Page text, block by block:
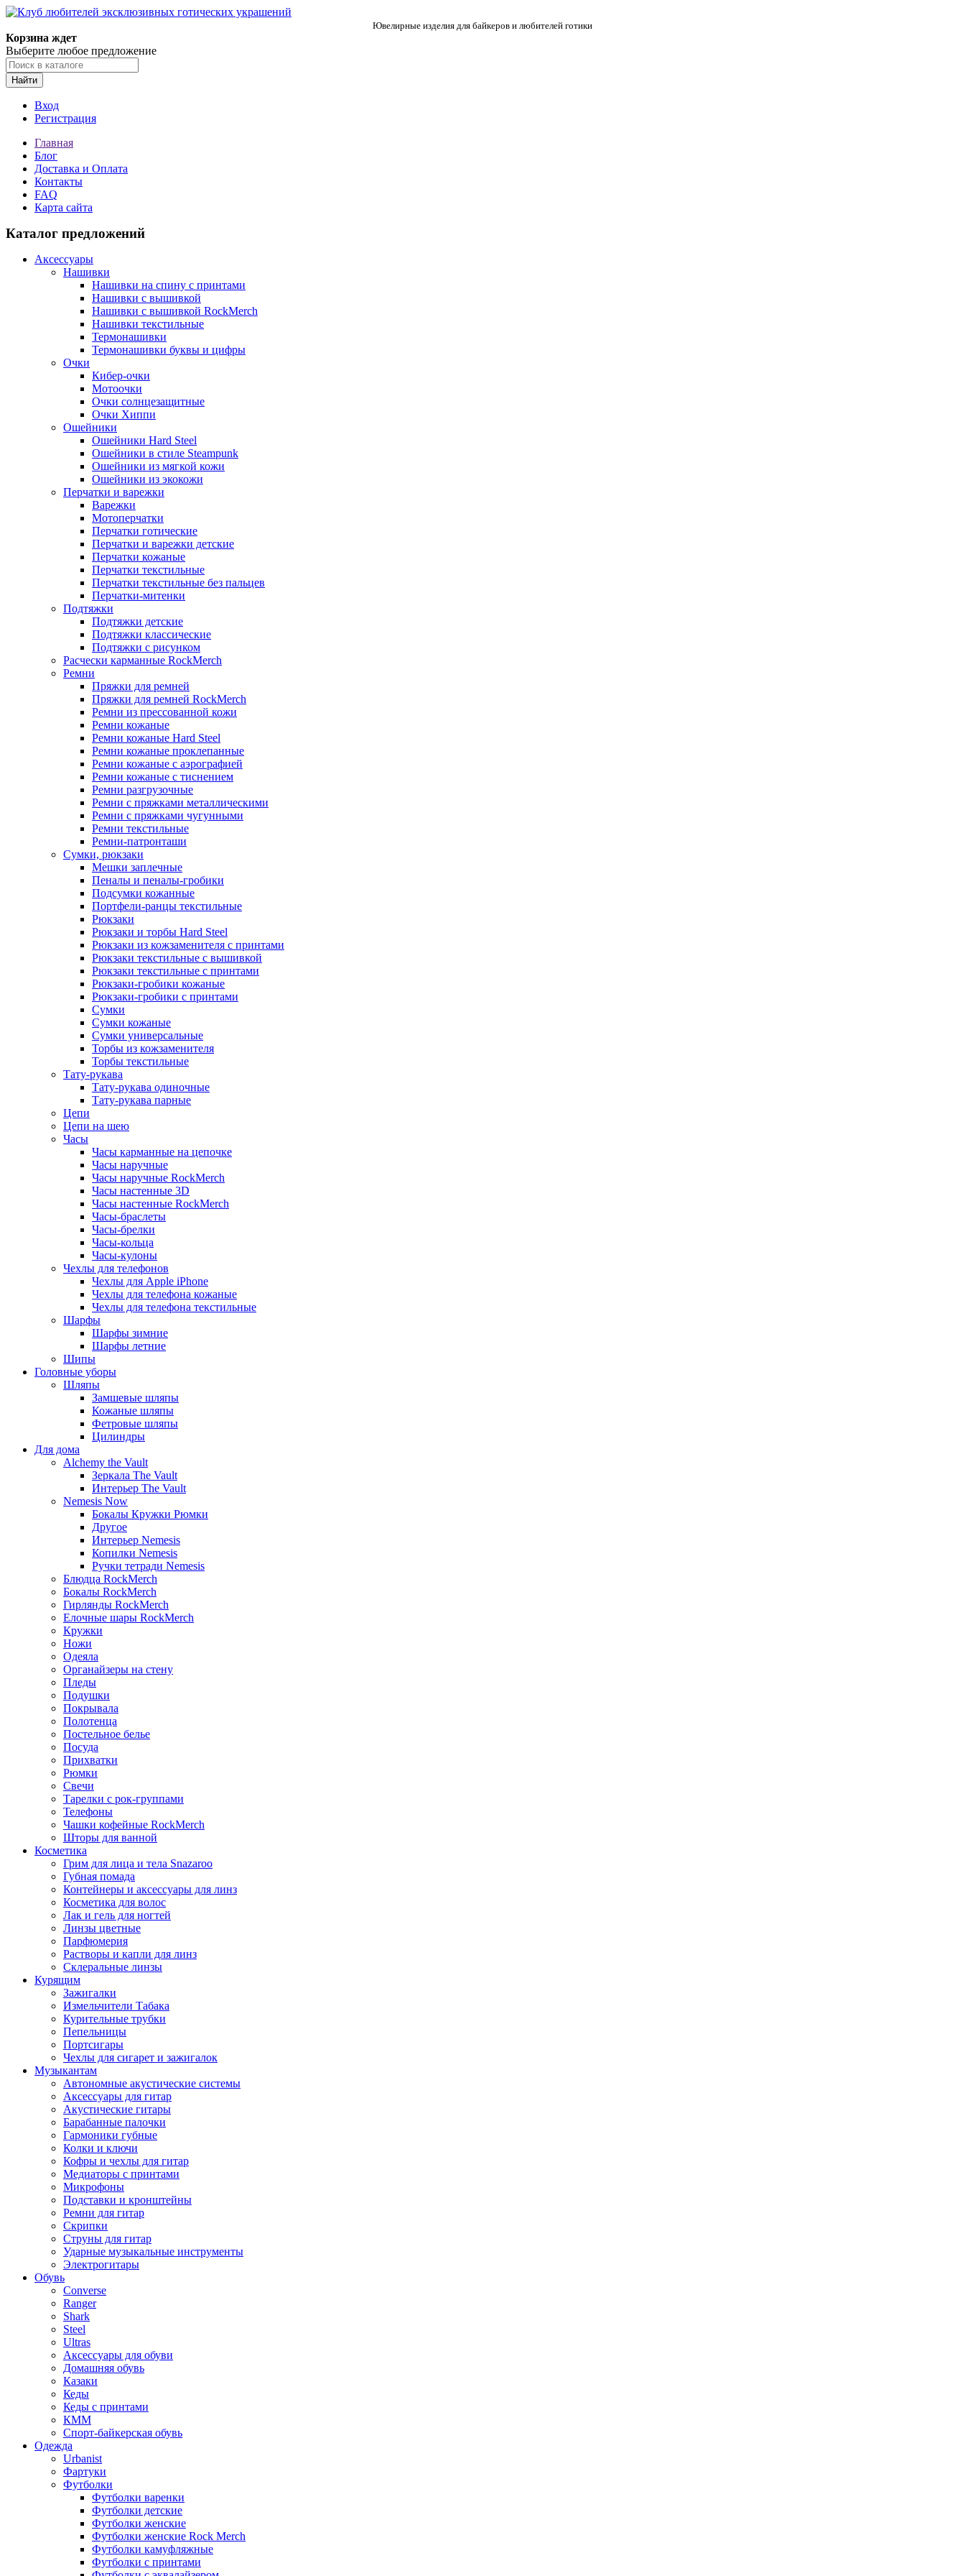
Ювелирные изделия для байкеров и любителей готики
Корзина ждет
Выберите любое предложение
Найти
Вход
Регистрация
Главная
Блог
Доставка и Оплата
Контакты
FAQ
Карта сайта
Каталог предложений
Аксессуары
Нашивки
Нашивки на спину с принтами
Нашивки с вышивкой
Нашивки с вышивкой RockMerch
Нашивки текстильные
Термонашивки
Термонашивки буквы и цифры
Очки
Кибер-очки
Мотоочки
Очки солнцезащитные
Очки Хиппи
Ошейники
Ошейники Hard Steel
Ошейники в стиле Steampunk
Ошейники из мягкой кожи
Ошейники из экокожи
Перчатки и варежки
Варежки
Мотоперчатки
Перчатки готические
Перчатки и варежки детские
Перчатки кожаные
Перчатки текстильные
Перчатки текстильные без пальцев
Перчатки-митенки
Подтяжки
Подтяжки детские
Подтяжки классические
Подтяжки с рисунком
Расчески карманные RockMerch
Ремни
Пряжки для ремней
Пряжки для ремней RockMerch
Ремни из прессованной кожи
Ремни кожаные
Ремни кожаные Hard Steel
Ремни кожаные проклепанные
Ремни кожаные с аэрографией
Ремни кожаные с тиснением
Ремни разгрузочные
Ремни с пряжками металлическими
Ремни с пряжками чугунными
Ремни текстильные
Ремни-патронташи
Сумки, рюкзаки
Мешки заплечные
Пеналы и пеналы-гробики
Подсумки кожанные
Портфели-ранцы текстильные
Рюкзаки
Рюкзаки и торбы Hard Steel
Рюкзаки из кожзаменителя с принтами
Рюкзаки текстильные с вышивкой
Рюкзаки текстильные с принтами
Рюкзаки-гробики кожаные
Рюкзаки-гробики с принтами
Сумки
Сумки кожаные
Сумки универсальные
Торбы из кожзаменителя
Торбы текстильные
Тату-рукава
Тату-рукава одиночные
Тату-рукава парные
Цепи
Цепи на шею
Часы
Часы карманные на цепочке
Часы наручные
Часы наручные RockMerch
Часы настенные 3D
Часы настенные RockMerch
Часы-браслеты
Часы-брелки
Часы-кольца
Часы-кулоны
Чехлы для телефонов
Чехлы для Apple iPhone
Чехлы для телефона кожаные
Чехлы для телефона текстильные
Шарфы
Шарфы зимние
Шарфы летние
Шипы
Головные уборы
Шляпы
Замшевые шляпы
Кожаные шляпы
Фетровые шляпы
Цилиндры
Для дома
Alchemy the Vault
Зеркала The Vault
Интерьер The Vault
Nemesis Now
Бокалы Кружки Рюмки
Другое
Интерьер Nemesis
Копилки Nemesis
Ручки тетради Nemesis
Блюдца RockMerch
Бокалы RockMerch
Гирлянды RockMerch
Елочные шары RockMerch
Кружки
Ножи
Одеяла
Органайзеры на стену
Пледы
Подушки
Покрывала
Полотенца
Постельное белье
Посуда
Прихватки
Рюмки
Свечи
Тарелки с рок-группами
Телефоны
Чашки кофейные RockMerch
Шторы для ванной
Косметика
Грим для лица и тела Snazaroo
Губная помада
Контейнеры и аксессуары для линз
Косметика для волос
Лак и гель для ногтей
Линзы цветные
Парфюмерия
Растворы и капли для линз
Склеральные линзы
Курящим
Зажигалки
Измельчители Табака
Курительные трубки
Пепельницы
Портсигары
Чехлы для сигарет и зажигалок
Музыкантам
Автономные акустические системы
Аксессуары для гитар
Акустические гитары
Барабанные палочки
Гармоники губные
Колки и ключи
Кофры и чехлы для гитар
Медиаторы с принтами
Микрофоны
Подставки и кронштейны
Ремни для гитар
Скрипки
Струны для гитар
Ударные музыкальные инструменты
Электрогитары
Обувь
Converse
Ranger
Shark
Steel
Ultras
Аксессуары для обуви
Домашняя обувь
Казаки
Кеды
Кеды с принтами
КММ
Спорт-байкерская обувь
Одежда
Urbanist
Фартуки
Футболки
Футболки варенки
Футболки детские
Футболки женские
Футболки женские Rock Merch
Футболки камуфляжные
Футболки с принтами